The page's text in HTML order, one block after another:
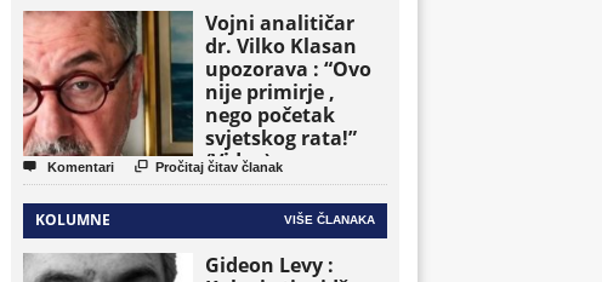
Vojni analitičar
dr. Vilko Klasan
upozorava : “Ovo
nije primirje ,
nego početak
svjetskog rata!”
(Video)
 Komentari  Pročitaj čitav članak
KOLUMNE VIŠE ČLANAKA
Gideon Levy :